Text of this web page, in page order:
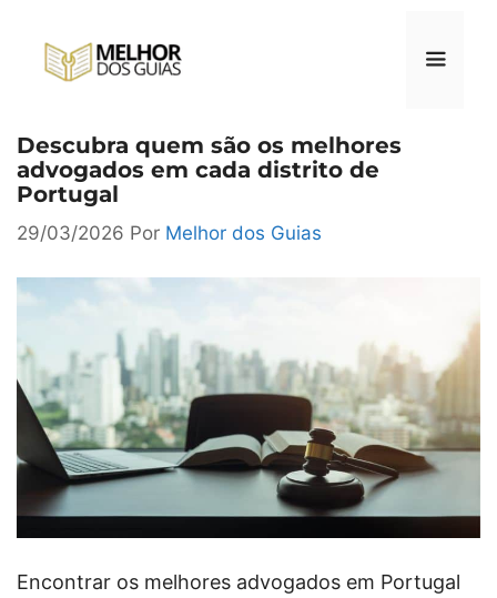
Descubra quem são os melhores
advogados em cada distrito de
Portugal
29/03/2026 Por Melhor dos Guias
Encontrar os melhores advogados em Portugal